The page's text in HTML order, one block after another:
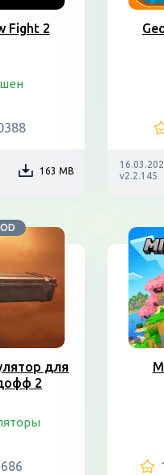
Fight 2
163 MB
v2.2.145
для
2